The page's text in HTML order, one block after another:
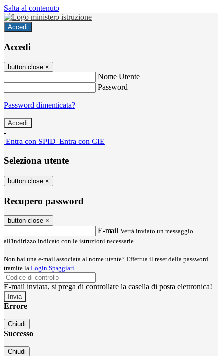
Salta al contenuto
Accedi
Accedi
button close ×
Nome Utente
Password
Password dimenticata?
-
Entra con SPID Entra con CIE
Seleziona utente
button close ×
Recupero password
button close ×
E-mail Verrà inviato un messaggio
all'indirizzo indicato con le istruzioni necessarie.
Non hai una e-mail associata al nome utente? Effettua il reset della password
tramite la Login Spaggiari
E-mail inviata, si prega di controllare la casella di posta elettronica!
Errore
Chiudi
Successo
Chiudi